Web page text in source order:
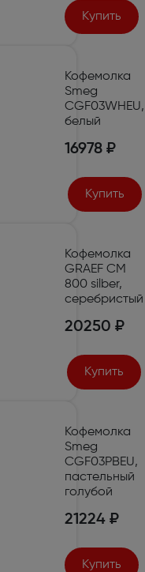
Купить
Кофемолка
Smeg
CGF03WHEU,
белый
16978 ₽
Купить
Кофемолка
GRAEF CM
800 silber,
серебристый
20250 ₽
Купить
Кофемолка
Smeg
CGF03PBEU,
пастельный
голубой
21224 ₽
Купить